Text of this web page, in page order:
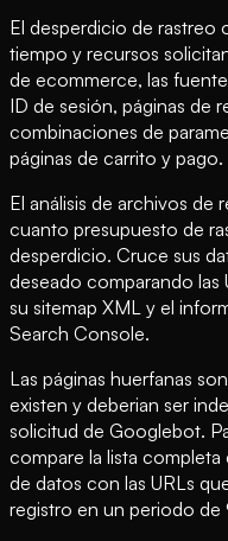
El desperdicio de
tiempo y recursos
de ecommerce, las
ID de sesión, páginas de
combinaciones de
páginas de carrito y pago.
El análisis de archivos de
cuanto presupuesto de
desperdicio. Cruce sus
deseado comparando
su sitemap XML y el
Search Console.
Las páginas huerfanas
existen y deberian ser
solicitud de Googlebot.
compare la lista
de datos con las URLs
registro en un periodo de